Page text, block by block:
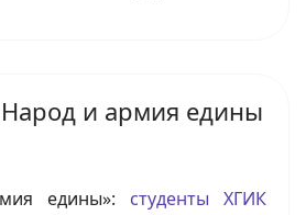
и армия едины
едины»: студенты ХГИК